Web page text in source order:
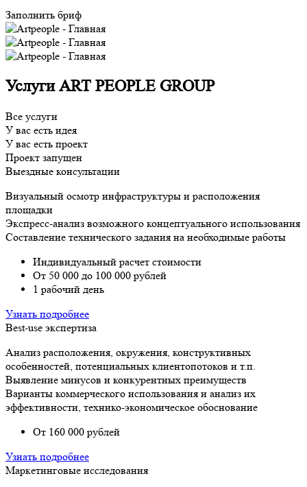
Заполнить бриф
Услуги ART PEOPLE GROUP
Все услуги
У вас есть идея
У вас есть проект
Проект запущен
Выездные консультации
Визуальный осмотр инфраструктуры и расположения
площадки
Экспресс-анализ возможного концептуального использования
Составление технического задания на необходимые работы
Индивидуальный расчет стоимости
От 50 000 до 100 000 рублей
1 рабочий день
Узнать подробнее
Best-use экспертиза
Анализ расположения, окружения, конструктивных
особенностей, потенциальных клиентопотоков и т.п.
Выявление минусов и конкурентных преимуществ
Варианты коммерческого использования и анализ их
эффективности, технико-экономическое обоснование
От 160 000 рублей
Узнать подробнее
Маркетинговые исследования